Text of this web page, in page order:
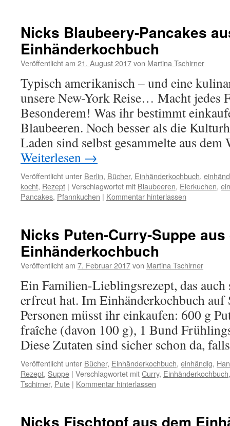
Nicks Blaubeery-Pancakes
Einhänderkochbuch
Veröffentlicht am 21. August 2017von Martina Tschirner
Typisch amerikanisch – und eine
unsere New-York Reise… Macht jedes
Besonderem! Was ihr bestimmt
Blaubeeren. Noch besser als die
Laden sind selbst gesammelte aus
Weiterlesen →
Veröffentlicht unter Berlin, Bücher, Einhänderkochbuch,
kocht, Rezept | Verschlagwortet mit Blaubeeren, Eierkuchen,
Pancakes, Pfannkuchen | Kommentar hinterlassen
Nicks Puten-Curry-Suppe aus
Einhänderkochbuch
Veröffentlicht am 7. Februar 2017von Martina Tschirner
Ein Familien-Lieblingsrezept, das auch
erfreut hat. Im Einhänderkochbuch auf
Personen müsst ihr einkaufen: 600 g
fraîche (davon 100 g), 1 Bund
Diese Zutaten sind sicher schon da,
Veröffentlicht unter Bücher, Einhänderkochbuch, einhändig,
Rezept, Suppe | Verschlagwortet mitCurry, Einhänderkochbuch
Tschirner, Pute | Kommentar hinterlassen
Nicks Fischtopf aus dem